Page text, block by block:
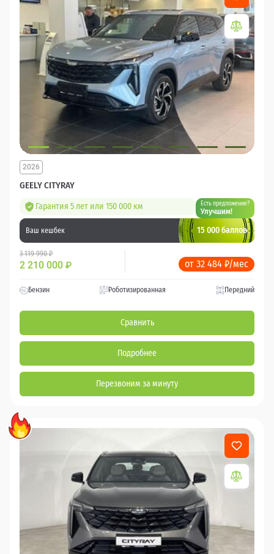
GEELY CITYRAY
2026
Гарантия 5 лет или 150 000 км Есть предложение?
Улучшим!
Ваш кешбек 15 000 баллов
3 119 990 ₽
2 210 000 ₽ от 32 484 ₽/мес
Бензин Роботизированная Передний
Сравнить
Подробнее
Перезвоним за минуту